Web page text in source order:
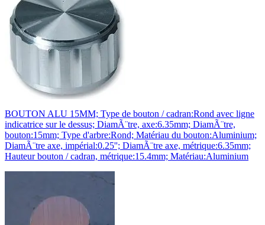
BOUTON ALU 15MM; Type de bouton / cadran:Rond avec ligne
indicatrice sur le dessus; DiamÃ¨tre, axe:6.35mm; DiamÃ¨tre,
bouton:15mm; Type d'arbre:Rond; Matériau du bouton:Aluminium;
DiamÃ¨tre axe, impérial:0.25''; DiamÃ¨tre axe, métrique:6.35mm;
Hauteur bouton / cadran, métrique:15.4mm; Matériau:Aluminium